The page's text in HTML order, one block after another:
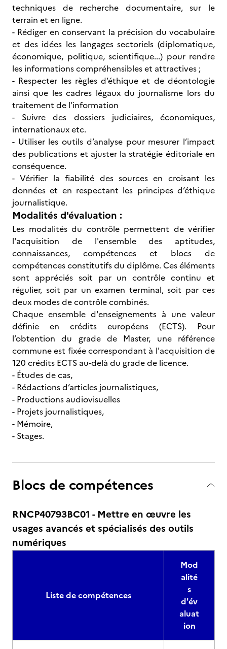
techniques de recherche documentaire, sur le
terrain et en ligne.
- Rédiger en conservant la précision du vocabulaire
et des idées les langages sectoriels (diplomatique,
économique, politique, scientifique...) pour rendre
les informations compréhensibles et attractives ;
- Respecter les règles d’éthique et de déontologie
ainsi que les cadres légaux du journalisme lors du
traitement de l’information
- Suivre des dossiers judiciaires, économiques,
internationaux etc.
- Utiliser les outils d’analyse pour mesurer l’impact
des publications et ajuster la stratégie éditoriale en
conséquence.
- Vérifier la fiabilité des sources en croisant les
données et en respectant les principes d’éthique
journalistique.
Modalités d'évaluation :
Les modalités du contrôle permettent de vérifier
l'acquisition de l'ensemble des aptitudes,
connaissances, compétences et blocs de
compétences constitutifs du diplôme. Ces éléments
sont appréciés soit par un contrôle continu et
régulier, soit par un examen terminal, soit par ces
deux modes de contrôle combinés.
Chaque ensemble d'enseignements à une valeur
définie en crédits européens (ECTS). Pour
l’obtention du grade de Master, une référence
commune est fixée correspondant à l'acquisition de
120 crédits ECTS au-delà du grade de licence.
- Études de cas,
- Rédactions d’articles journalistiques,
- Productions audiovisuelles
- Projets journalistiques,
- Mémoire,
- Stages.
Blocs de compétences
RNCP40793BC01 - Mettre en œuvre les
usages avancés et spécialisés des outils
numériques
Liste de compétences
Mod
alité
s
d'év
aluat
ion